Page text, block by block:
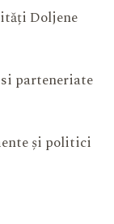
Doljene
parteneriate
și politici